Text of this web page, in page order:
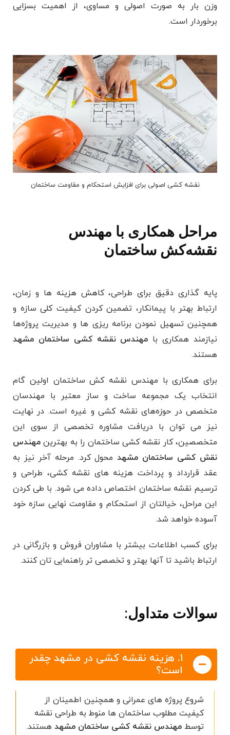
وزن بار به صورت اصولی و مساوی، از اهمیت بسزایی
برخوردار است.
نقشه کشی اصولی برای افزایش استحکام و مقاومت ساختمان
مراحل همکاری با مهندس
نقشه‌کش ساختمان
پایه گذاری دقیق برای طراحی، کاهش هزینه ها و زمان،
ارتباط بهتر با پیمانکار، تضمین کردن کیفیت کلی سازه و
همچنین تسهیل نمودن برنامه ریزی ها و مدیریت پروژه‌ها
نیازمند همکاری با مهندس نقشه کشی ساختمان مشهد
هستند.
برای همکاری با مهندس نقشه کش ساختمان اولین گام
انتخاب یک مجموعه ساخت و ساز معتبر با مهندسان
متخصص در حوزه‌های نقشه کشی و غیره است. در نهایت
نیز می توان با دریافت مشاوره تخصصی از سوی این
متخصصین، کار نقشه کشی ساختمان را به بهترین مهندس
نقش کشی ساختمان مشهدمحول کرد. مرحله آخر نیز به
عقد قرارداد و پرداخت هزینه های نقشه کشی، طراحی و
ترسیم نقشه ساختمان اختصاص داده می شود. با طی کردن
این مراحل، خیالتان از استحکام و مقاومت نهایی سازه خود
آسوده خواهد شد.
برای کسب اطلاعات بیشتر با مشاوران فروش و بازرگانی در
ارتباط باشید تا آنها بهتر و تخصصی تر راهنمایی تان کنند.
سوالات متداول:
۱. هزینه نقشه کشی در مشهد چقدر
است؟
شروع پروژه های عمرانی و همچنین اطمینان از
کیفیت مطلوب ساختمان ها منوط به طراحی نقشه
توسط مهندس نقشه کشی ساختمان مشهد هستند.